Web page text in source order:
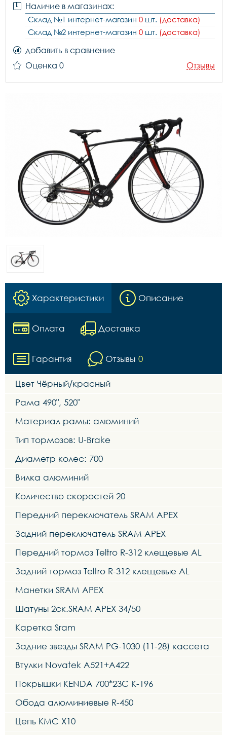
Наличие в магазинах:
Склад №1 интернет-магазин 0 шт. (доставка)
Склад №2 интернет-магазин 0 шт. (доставка)
добавить в сравнение
Оценка 0
Отзывы
Характеристики Описание
Оплата Доставка
Гарантия Отзывы 0
Цвет Чёрный/красный
Рама 490", 520"
Материал рамы: алюминий
Тип тормозов: U-Brake
Диаметр колес: 700
Вилка алюминий
Количество скоростей 20
Передний переключатель SRAM APEX
Задний переключатель SRAM APEX
Передний тормоз Teltro R-312 клещевые AL
Задний тормоз Teltro R-312 клещевые AL
Манетки SRAM APEX
Шатуны 2ск.SRAM APEX 34/50
Каретка Sram
Задние звезды SRAM PG-1030 (11-28) кассета
Втулки Novatek A521+A422
Покрышки KENDA 700*23C K-196
Обода алюминиевые R-450
Цепь KMC X10